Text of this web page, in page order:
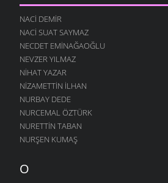
ESKI GÜNLER
10 AĞUSTOS 2004
HE VALLAH
10 AĞUSTOS 2004
GEÇMIŞ ZAMAN OLURKI
10 AĞUSTOS 2004
YAĞMURLU ŞIIR
10 AĞUSTOS 2004
10 AĞUSTOS 2004
NACI DEMIR
NACI SUAT SAYMAZ
NECDET EMINAĞAOĞLU
NEVZER YILMAZ
NIHAT YAZAR
NIZAMETTIN İLHAN
NURBAY DEDE
NURCEMAL ÖZTÜRK
NURETTIN TABAN
NURŞEN KUMAŞ
O